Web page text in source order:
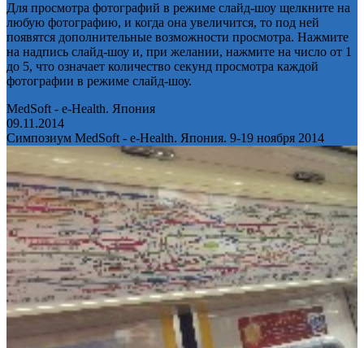
Для просмотра фотографий в режиме слайд-шоу щелкните на
любую фотографию, и когда она увеличится, то под ней
появятся дополнительные возможности просмотра. Нажмите
на надпись слайд-шоу и, при желании, нажмите на число от 1
до 5, что означает количество секунд просмотра каждой
фотографии в режиме слайд-шоу.
MedSoft - e-Health. Япония
09.11.2014
Симпозиум MedSoft - e-Health. Япония. 9-19 ноября 2014